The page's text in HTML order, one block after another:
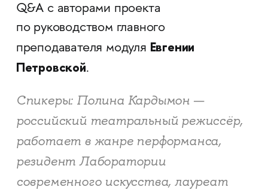
Q&A с авторами проекта
по руководством главного
преподавателя модуля Евгении
Петровской.
Спикеры: Полина Кардымон —
российский театральный режиссёр,
работает в жанре перформанса,
резидент Лаборатории
современного искусства, лауреат